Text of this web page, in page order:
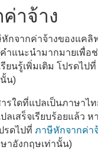
าจ้าง
กจากค่าจ้างของแคลิ
แนะนำมากมายเพื่อช่
ยนรู้เพิ่มเติม โปรดไปที่
น)
รใดที่แปลเป็นภาษาไท
ลเสร็จเรียบร้อยแล้ว ห
รดไปที่ ภาษีหักจากค่า
าอังกฤษเท่านั้น)